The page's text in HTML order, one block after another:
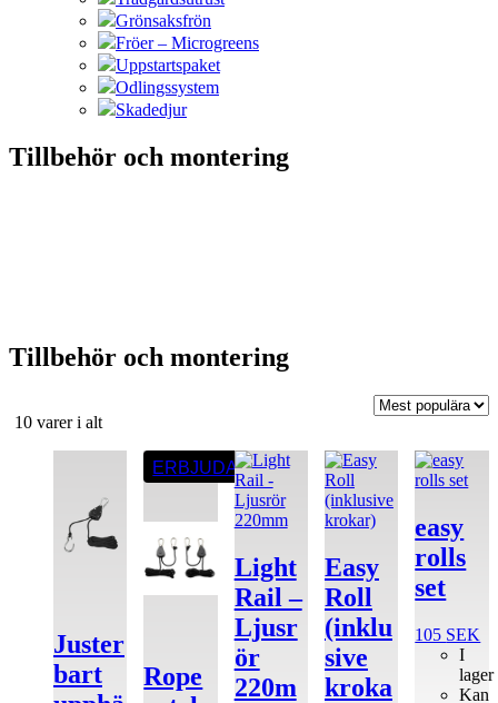
Grönsaksfrön
Fröer – Microgreens
Uppstartspaket
Odlingssystem
Skadedjur
Tillbehör och montering
Tillbehör och montering
10 varer i altSortera
popularitet
Juster
bart
ERBJUDANDE
Rope
Light
Rail –
Ljusr
ör
220m
Easy
Roll
(inklu
sive
kroka
easy
rolls
set
105 SEK
I
lager
Kan